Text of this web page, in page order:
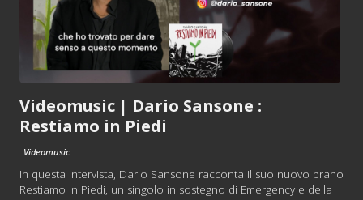
Videomusic | Dario Sansone :
Restiamo in Piedi
Videomusic
In questa intervista, Dario Sansone racconta il suo nuovo brano
Restiamo in Piedi, un singolo in sostegno di Emergency e della